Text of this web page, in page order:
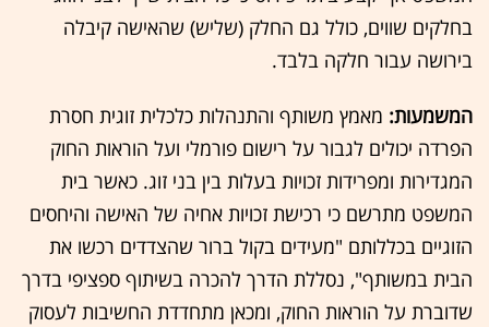
בחלקים שווים, כולל גם החלק (שליש) שהאישה קיבלה
בירושה עבור חלקה בלבד.
המשמעות: מאמץ משותף והתנהלות כלכלית זוגית חסרת
הפרדה יכולים לגבור על רישום פורמלי ועל הוראות החוק
המגדירות ומפרידות זכויות בעלות בין בני זוג. כאשר בית
המשפט מתרשם כי רכישת זכויות אחיה של האישה והיחסים
הזוגיים בכללותם "מעידים בקול ברור שהצדדים רכשו את
הבית במשותף", נסללת הדרך להכרה בשיתוף ספציפי בדרך
שדוברת על הוראות החוק, ומכאן מתחדדת החשיבות לעסוק